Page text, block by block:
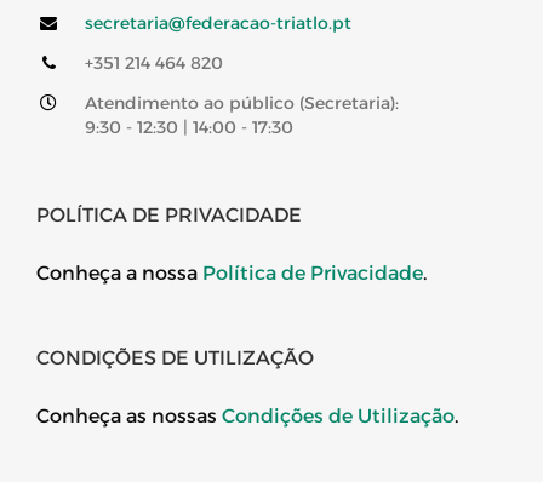
secretaria@federacao-triatlo.pt
+351 214 464 820
Atendimento ao público (Secretaria):
9:30 - 12:30 | 14:00 - 17:30
POLÍTICA DE PRIVACIDADE
Conheça a nossa Política de Privacidade.
CONDIÇÕES DE UTILIZAÇÃO
Conheça as nossas Condições de Utilização.